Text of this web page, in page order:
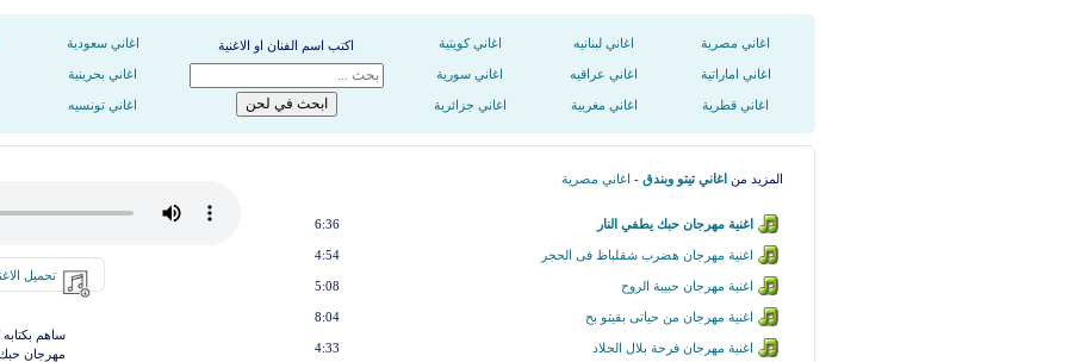
اغاني مصرية اغاني لبنانيه اغاني كويتية اكتب اسم الفنان او الاغنية اغاني سعودية
اغاني اماراتية اغاني عراقيه اغاني سورية اغاني بحرينية
اغاني قطرية اغاني مغربية اغاني جزائرية اغاني تونسيه
المزيد من اغاني تيتو وبندق - اغاني مصرية
اغنية مهرجان حبك يطفي النار 6:36
اغنية مهرجان هضرب شقلباظ فى الحجر 4:54
اغنية مهرجان حبيبة الروح 5:08
اغنية مهرجان من حياتى بقيتو بح 8:04
اغنية مهرجان فرحة بلال الجلاد 4:33
تحميل
ساهم بكتابه
مهرجان حبك